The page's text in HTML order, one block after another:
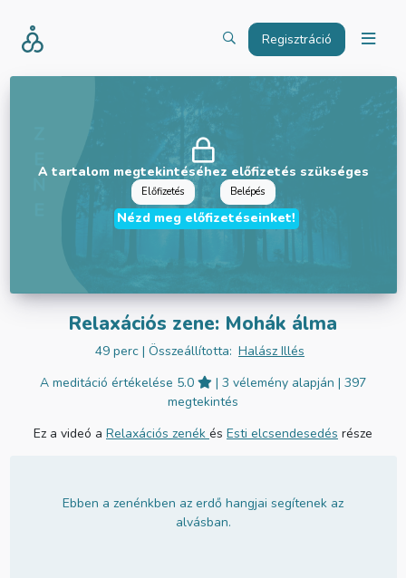
Regisztráció
A tartalom megtekintéséhez előfizetés szükséges
Előfizetés Belépés
Nézd meg előfizetéseinket!
Relaxációs zene: Mohák álma
49 perc | Összeállította: Halász Illés
A meditáció értékelése 5.0
| 3 vélemény alapján | 397
megtekintés
Ez a videó a Relaxációs zenék és Esti elcsendesedés része
Ebben a zenénkben az erdő hangjai segítenek az
alvásban.